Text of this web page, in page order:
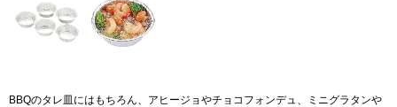
BBQのタレ皿にはもちろん、アヒージョやチョコフォンデュ、ミニグラタンや